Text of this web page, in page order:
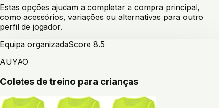
Estas opções ajudam a completar a compra principal,
como acessórios, variações ou alternativas para outro
perfil de jogador.
Equipa organizadaScore 8.5
AUYAO
Coletes de treino para crianças